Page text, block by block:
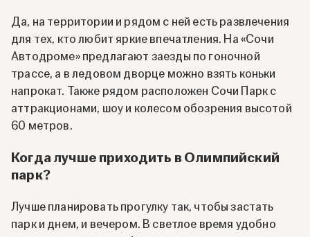
Да, на территории и рядом с ней есть развлечения
для тех, кто любит яркие впечатления. На «Сочи
Автодроме» предлагают заезды по гоночной
трассе, а в ледовом дворце можно взять коньки
напрокат. Также рядом расположен Сочи Парк с
аттракционами, шоу и колесом обозрения высотой
60 метров.
Когда лучше приходить в Олимпийский
парк?
Лучше планировать прогулку так, чтобы застать
парк и днем, и вечером. В светлое время удобно